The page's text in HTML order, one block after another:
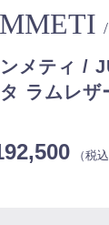
メティ /
ラムレザ
（税込